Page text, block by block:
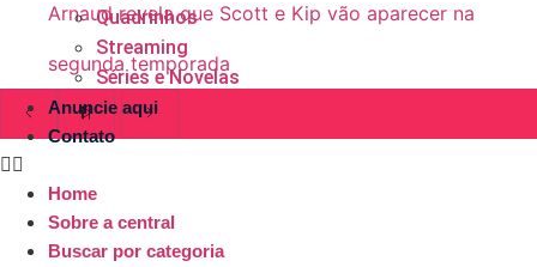
Arnaud revela que Scott e Kip vão aparecer na
segunda temporada
Quadrinhos
Streaming
Séries e Novelas
Anuncie aqui
Contato
Home
Sobre a central
Buscar por categoria